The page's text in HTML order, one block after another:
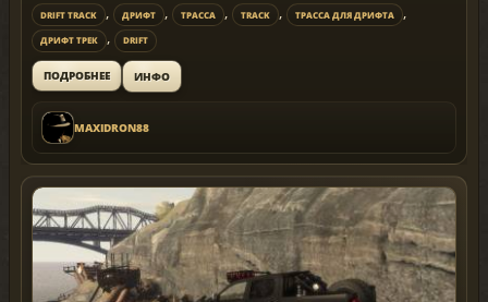
DRIFT TRACK , ДРИФТ , ТРАССА , TRACK , ТРАССА ДЛЯ ДРИФТА ,
ДРИФТ ТРЕК , DRIFT
ПОДРОБНЕЕ ИНФО
MAXIDRON88